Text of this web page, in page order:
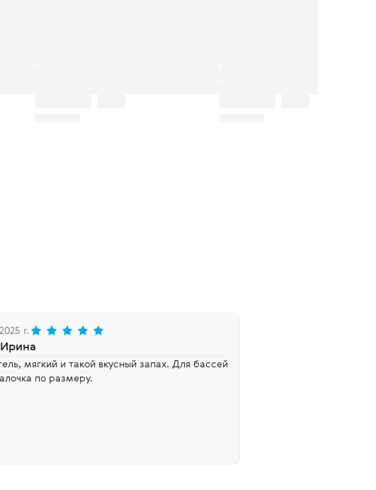
г.
мягкий и такой вкусный запах. Для бассей
по размеру.